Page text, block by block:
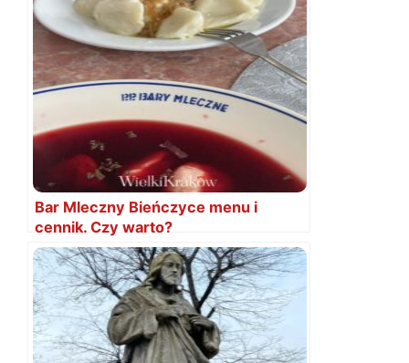
Bar Mleczny Bieńczyce menu i
cennik. Czy warto?